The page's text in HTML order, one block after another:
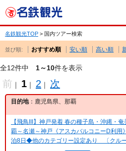
名鉄観光TOP > 国内ツアー検索
並び順: おすすめ順 安い順 高い順
全12件中 1～10件を表示
前 ｜ 1 ｜ 2 ｜ 次
目的地：鹿児島県、那覇
【飛鳥III】神戸発着 春の種子島・沖縄・
覇～名瀬～神戸《アスカバルコニーD利用
泊8日◆他のカテゴリー設定あり 〔クルー